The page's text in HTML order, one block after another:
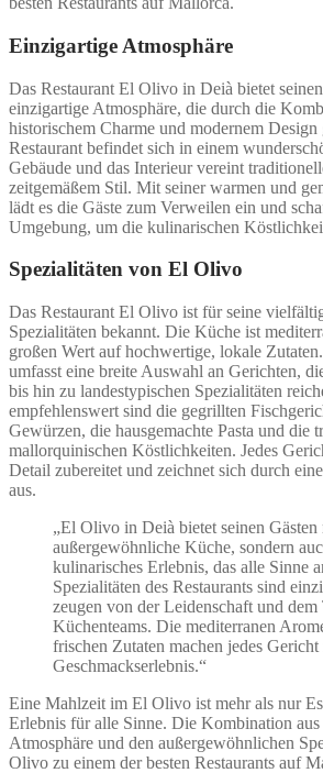
Einzigartige Atmosphäre
Das Restaurant El Olivo in Deià bietet
einzigartige Atmosphäre, die durch die
historischem Charme und modernem
Restaurant befindet sich in einem
Gebäude und das Interieur vereint
zeitgemäßem Stil. Mit seiner warmen und
lädt es die Gäste zum Verweilen ein und
Umgebung, um die kulinarischen
Spezialitäten von El Olivo
Das Restaurant El Olivo ist für seine
Spezialitäten bekannt. Die Küche ist
großen Wert auf hochwertige, lokale
umfasst eine breite Auswahl an Gerichten,
bis hin zu landestypischen Spezialitäten
empfehlenswert sind die gegrillten
Gewürzen, die hausgemachte Pasta und die
mallorquinischen Köstlichkeiten. Jedes
Detail zubereitet und zeichnet sich durch
aus.
„El Olivo in Deià bietet seinen Gästen
außergewöhnliche Küche, sondern
kulinarisches Erlebnis, das alle Sinne
Spezialitäten des Restaurants sind
zeugen von der Leidenschaft und dem
Küchenteams. Die mediterranen
frischen Zutaten machen jedes Gericht
Geschmackserlebnis.“
Eine Mahlzeit im El Olivo ist mehr als nur
Erlebnis für alle Sinne. Die Kombination aus
Atmosphäre und den außergewöhnlichen
Olivo zu einem der besten Restaurants auf